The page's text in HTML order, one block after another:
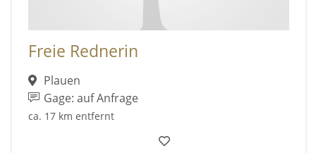
Freie Rednerin
Plauen
Gage: auf Anfrage
ca. 17 km entfernt